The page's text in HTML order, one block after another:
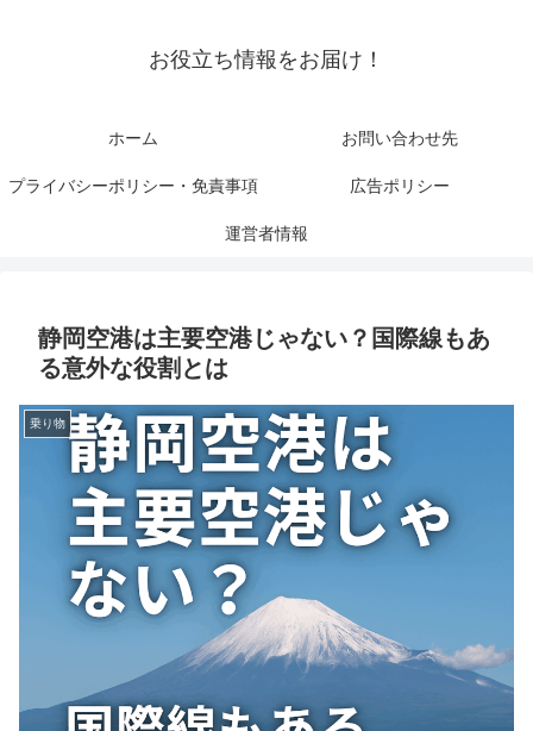
お役立ち情報をお届け！
ホーム お問い合わせ先
プライバシーポリシー・免責事項 広告ポリシー
運営者情報
静岡空港は主要空港じゃない？国際線もあ
る意外な役割とは
乗り物